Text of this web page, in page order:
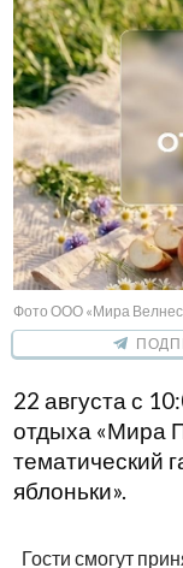
Фото ООО «Мира
22 августа с
отдыха «Мира
тематический
яблоньки».
Гости смогут